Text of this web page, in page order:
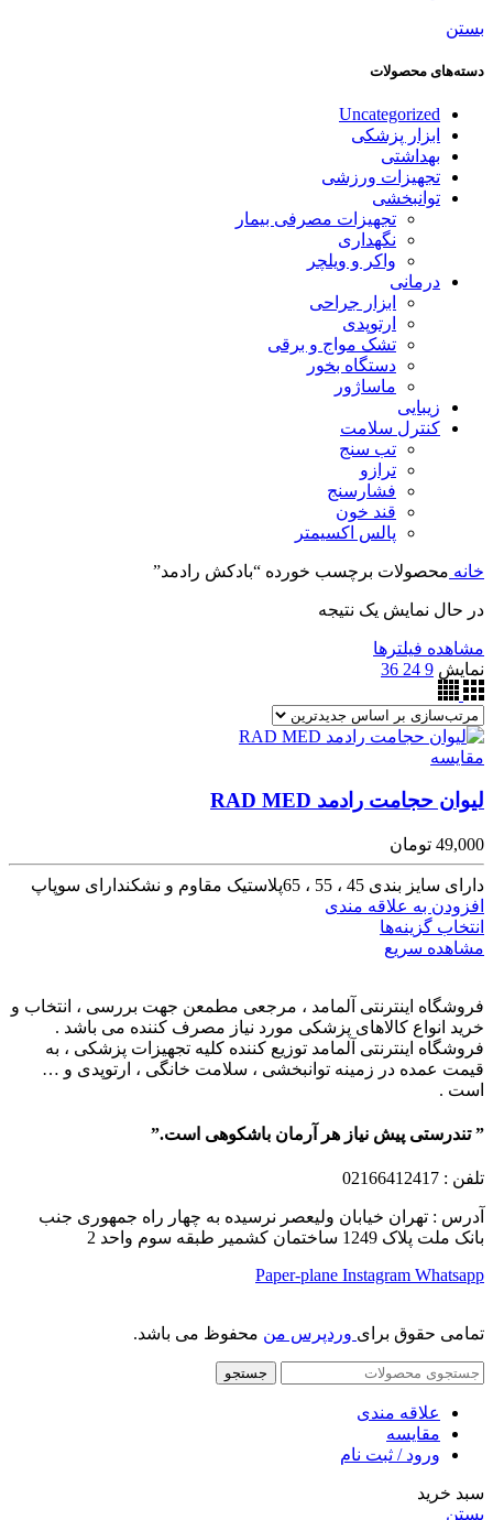
بستن
دسته‌های محصولات
Uncategorized
ابزار پزشکی
بهداشتی
تجهیزات ورزشی
توانبخشی
تجهیزات مصرفی بیمار
نگهداری
واکر و ویلچر
درمانی
ابزار جراحی
ارتوپدی
تشک مواج و برقی
دستگاه بخور
ماساژور
زیبایی
کنترل سلامت
تب سنج
ترازو
فشارسنج
قند خون
پالس اکسیمتر
خانه محصولات برچسب خورده “بادکش رادمد”
در حال نمایش یک نتیجه
مشاهده فیلترها
نمایش 9
24
36
مقایسه
لیوان حجامت رادمد RAD MED
49,000 تومان
دارای سایز بندی 45 ، 55 ، 65پلاستیک مقاوم و نشکندارای سوپاپ
افزودن به علاقه مندی
انتخاب گزینه‌ها
مشاهده سریع
فروشگاه اینترنتی آلمامد ، مرجعی مطمعن جهت بررسی ، انتخاب و
خرید انواع کالاهای پزشکی مورد نیاز مصرف کننده می باشد .
فروشگاه اینترنتی آلمامد توزیع کننده کلیه تجهیزات پزشکی ، به
قیمت عمده در زمینه توانبخشی ، سلامت خانگی ، ارتوپدی و …
است .
” تندرستی پیش نیاز هر آرمان باشکوهی است.”
تلفن : 02166412417
آدرس : تهران خیابان ولیعصر نرسیده به چهار راه جمهوری جنب
بانک ملت پلاک 1249 ساختمان کشمیر طبقه سوم واحد 2
Paper-plane Instagram Whatsapp
تمامی حقوق برای وردپرس من محفوظ می باشد.
جستجو
علاقه مندی
مقایسه
ورود / ثبت نام
سبد خرید
بستن